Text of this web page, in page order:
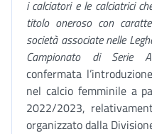
i calciatori e le calciatrici
titolo oneroso con
società associate nelle
Campionato di Serie
confermata
nel calcio femminile a
2022/2023,
organizzato dalla